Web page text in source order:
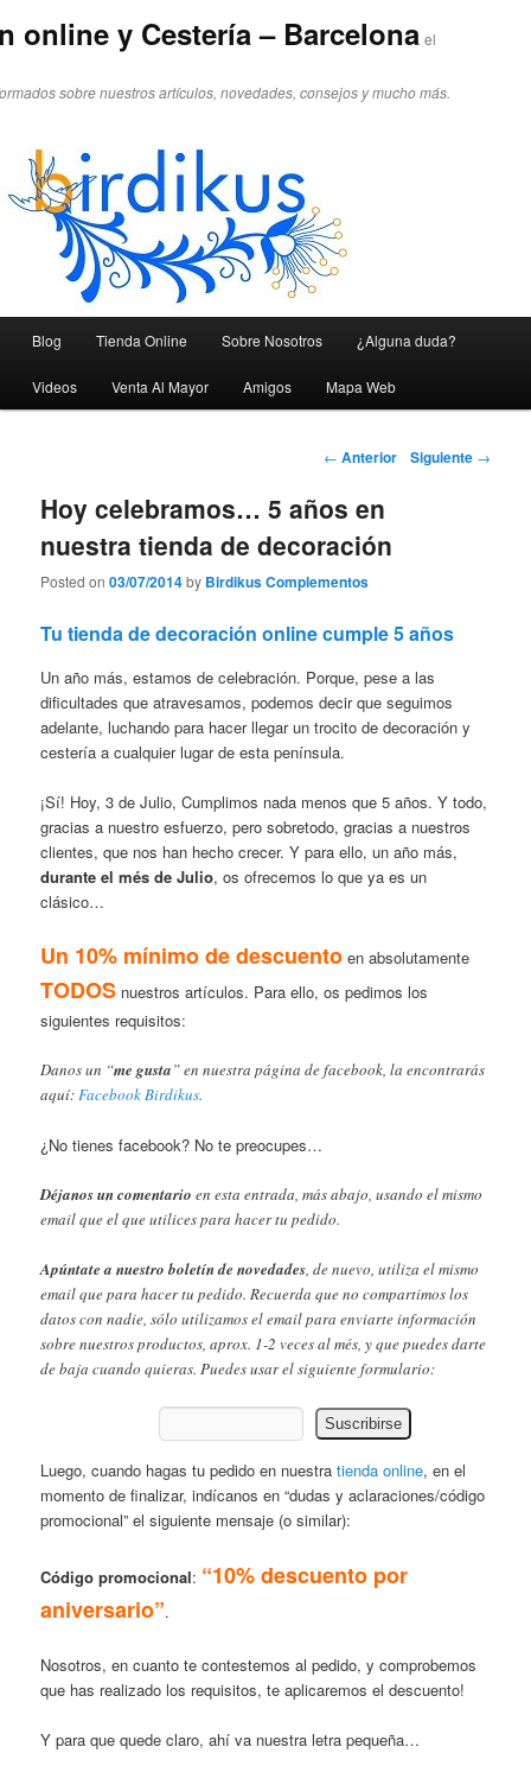
online y Cestería – Barcelona el
sobre nuestros artículos, novedades, consejos y mucho más.
Ir al contenido principal
Ir al contenido secundario
Blog Tienda Online Sobre Nosotros ¿Alguna duda?
Videos Venta Al Mayor Amigos Mapa Web
Navegador de artículos
← Anterior Siguiente →
Hoy celebramos… 5 años en
nuestra tienda de decoración
Posted on03/07/2014by Birdikus Complementos
Tu tienda de decoración online cumple 5 años
Un año más, estamos de celebración. Porque, pese a las
dificultades que atravesamos, podemos decir que seguimos
adelante, luchando para hacer llegar un trocito de decoración y
cestería a cualquier lugar de esta península.
¡Sí! Hoy, 3 de Julio, Cumplimos nada menos que 5 años. Y todo,
gracias a nuestro esfuerzo, pero sobretodo, gracias a nuestros
clientes, que nos han hecho crecer. Y para ello, un año más,
durante el més de Julio, os ofrecemos lo que ya es un
clásico…
Un 10% mínimo de descuento en absolutamente
TODOS nuestros artículos. Para ello, os pedimos los
siguientes requisitos:
Danos un “me gusta” en nuestra página de facebook, la encontrarás
aquí:Facebook Birdikus.
¿No tienes facebook? No te preocupes…
Déjanos un comentario en esta entrada, más abajo, usando el mismo
email que el que utilices para hacer tu pedido.
Apúntate a nuestro boletín de novedades, de nuevo, utiliza el mismo
email que para hacer tu pedido. Recuerda que no compartimos los
datos con nadie, sólo utilizamos el email para enviarte información
sobre nuestros productos, aprox. 1-2 veces al més, y que puedes darte
de baja cuando quieras. Puedes usar el siguiente formulario:
Luego, cuando hagas tu pedido en nuestratienda online, en el
momento de finalizar, indícanos en “dudas y aclaraciones/código
promocional” el siguiente mensaje (o similar):
Código promocional: “10% descuento por
aniversario”.
Nosotros, en cuanto te contestemos al pedido, y comprobemos
que has realizado los requisitos, te aplicaremos el descuento!
Y para que quede claro, ahí va nuestra letra pequeña…